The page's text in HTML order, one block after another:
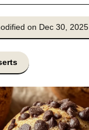
on Dec 30, 2025